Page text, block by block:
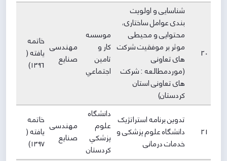
20
شناسایی و اولویت
بندی عوامل ساختاری،
محتوایی و محیطی
موثر بر موفقیت شرکت
های تعاونی
(موردمطالعه : شرکت
های تعاونی استان
کردستان)
موسسه
كار و
تامين
اجتماعي
مهندسی
صنایع
خاتمه
یافته (
۱۳۹6)
21
تدوین برنامه استراتژیک
دانشگاه علوم پزشکی و
خدمات درمانی
دانشگاه
علوم
پزشكي
كردستان
مهندسی
صنایع
خاتمه
یافته (
۱۳۹7)